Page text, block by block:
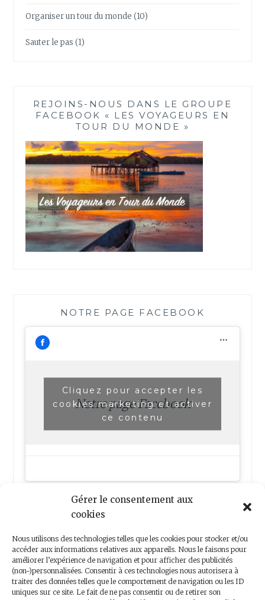
Gérer le consentement aux
cookies
Nous utilisons des technologies telles que les cookies pour stocker et/ou
accéder aux informations relatives aux appareils. Nous le faisons pour
améliorer l’expérience de navigation et pour afficher des publicités
(non-)personnalisées. Consentir à ces technologies nous autorisera à
traiter des données telles que le comportement de navigation ou les ID
uniques sur ce site. Le fait de ne pas consentir ou de retirer son
Organiser un tour du monde (10)
Sauter le pas (1)
REJOINS-NOUS DANS LE GROUPE
FACEBOOK « LES VOYAGEURS EN
TOUR DU MONDE »
NOTRE PAGE FACEBOOK
Notre page Facebook
Cliquez pour accepter les
cookies marketing et activer
ce contenu
Nous contacter